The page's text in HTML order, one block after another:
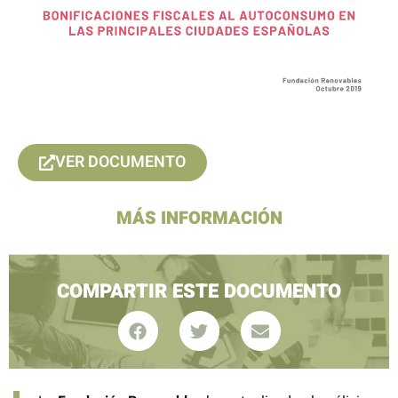
MÁS INFORMACIÓN
VER DOCUMENTO
COMPARTIR ESTE DOCUMENTO